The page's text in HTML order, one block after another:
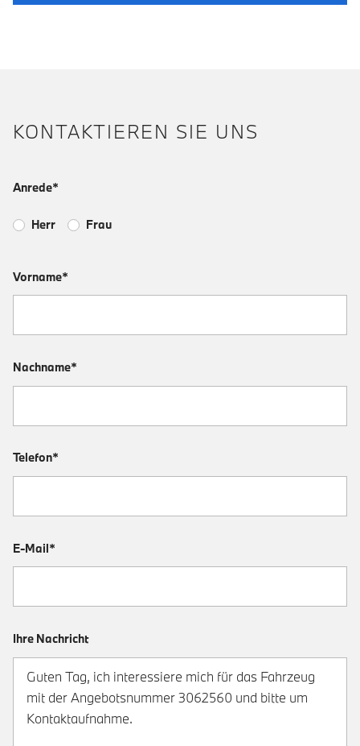
KONTAKTIEREN SIE UNS
Anrede*
Herr Frau
Vorname*
Nachname*
Telefon*
E-Mail*
Ihre Nachricht